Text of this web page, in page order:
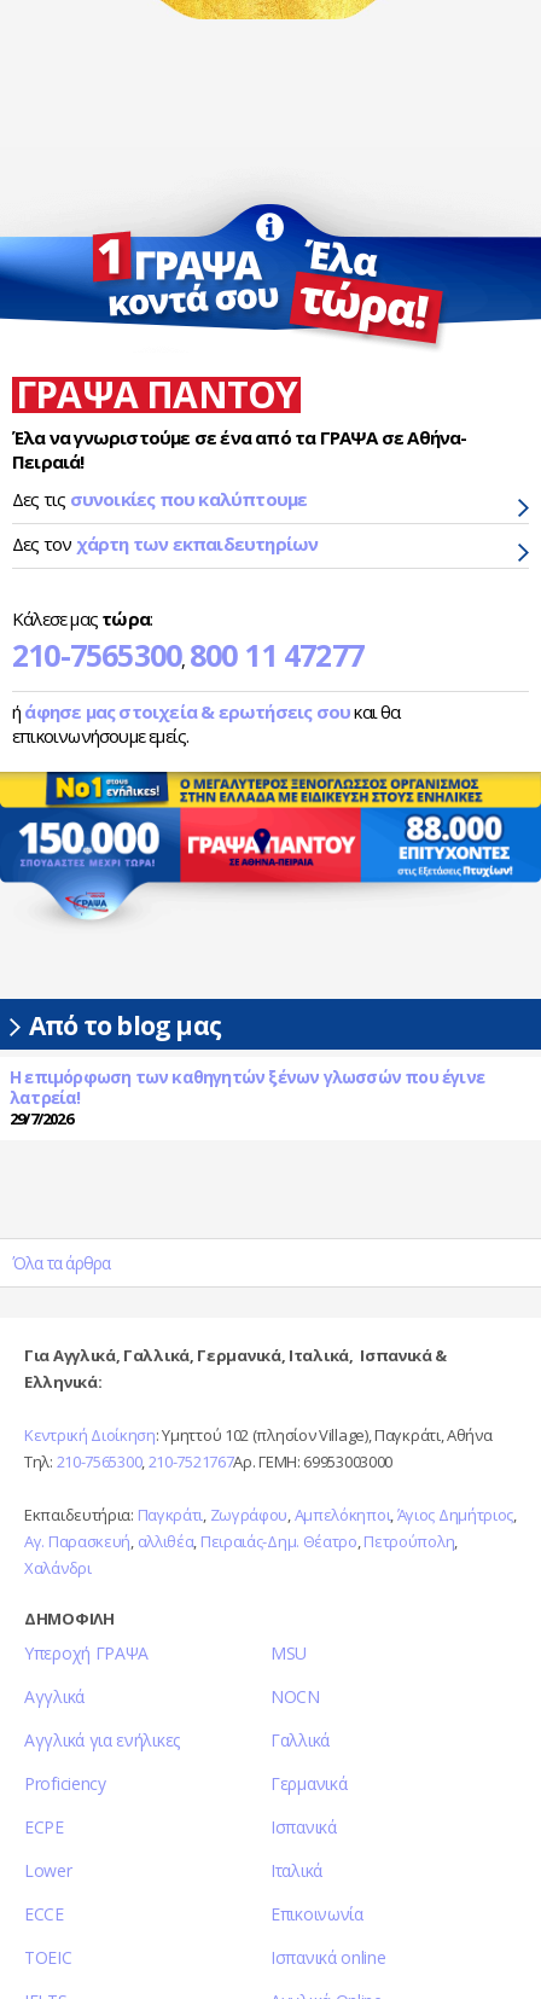
ΓΡΑΨΑ ΠΑΝΤΟΥ
Έλα να γνωριστούμε σε ένα από τα ΓΡΑΨΑ σε Αθήνα-
Πειραιά!
Δες τις συνοικίες που καλύπτουμε
Δες τον χάρτη των εκπαιδευτηρίων
Κάλεσε μας τώρα:
210-7565300, 800 11 47277
ή άφησε μας στοιχεία & ερωτήσεις σουκαι θα
επικοινωνήσουμε εμείς.
Από το blog μας
Η επιμόρφωση των καθηγητών ξένων γλωσσών που έγινε
λατρεία!
29/7/2026
Όλα τα άρθρα
Για Αγγλικά, Γαλλικά, Γερμανικά, Ιταλικά, Ισπανικά &
Ελληνικά:
Κεντρική Διοίκηση: Υμηττού 102 (πλησίον Village), Παγκράτι, Αθήνα
Τηλ: 210-7565300,210-7521767Αρ. ΓΕΜΗ: 69953003000
Εκπαιδευτήρια: Παγκράτι, Ζωγράφου,Αμπελόκηποι,Άγιος Δημήτριος,
Αγ. Παρασκευή, αλλιθέα, Πειραιάς-Δημ. Θέατρο,Πετρούπολη,
Χαλάνδρι
ΔΗΜΟΦΙΛΗ
Υπεροχή ΓΡΑΨΑ
Αγγλικά
Αγγλικά για ενήλικες
Proficiency
ECPE
Lower
ECCE
TOEIC
MSU
NOCN
Γαλλικά
Γερμανικά
Ισπανικά
Ιταλικά
Επικοινωνία
Ισπανικά online